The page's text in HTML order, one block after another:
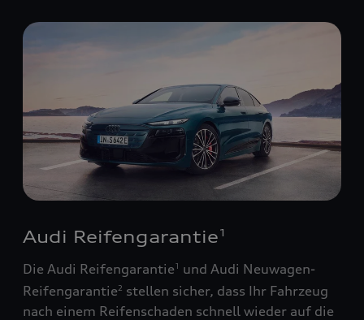
Audi Reifengarantie 1
Die Audi Reifengarantie1
und Audi Neuwagen-
Reifengarantie2 stellen sicher, dass Ihr Fahrzeug
nach einem Reifenschaden schnell wieder auf die